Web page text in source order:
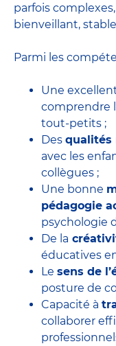
parfois
bienveillant,
Parmi les
Une
comprendre
tout-petits ;
Des qualités
avec les
collègues ;
Une bonne
pédagogie
psychologie
De la
éducatives
Le sens de
posture de
Capacité à
collaborer